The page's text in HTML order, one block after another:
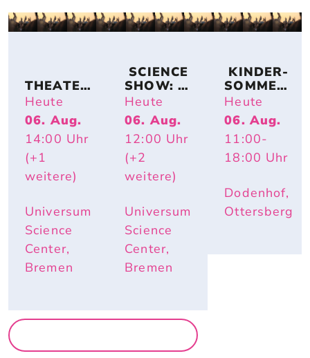
THEATER
KOLLEKT
IV
KA2OH –
DU. WIR.
UND ICH.
Heute
06. Aug.
14:00 Uhr
(+1
weitere)
Universum
Science
Center,
Bremen
SCIENCE
SHOW:
TIERISCH
HEISS – W
ARUM R
OTE W
ANGEN U
ND E
LEFANTE
IM S
OMMER N
ÜTZLICH
SIND
Heute
06. Aug.
12:00 Uhr
(+2
weitere)
Universum
Science
Center,
Bremen
KINDER-
SOMMER-
ACTION
Heute
06. Aug.
11:00-
18:00 Uhr
Dodenhof,
Ottersberg